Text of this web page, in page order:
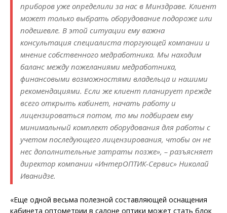
приборов уже определили за нас в Минздраве. Клиент
может только выбрать оборудование подороже или
подешевле. В этой ситуации ему важна
консультация специалиста торгующей компании и
мнение собственного медработника. Мы находим
баланс между пожеланиями медработника,
финансовыми возможностями владельца и нашими
рекомендациями. Если же клиент планирует прежде
всего открыть кабинет, начать работу и
лицензироваться потом, то мы подбираем ему
минимальный комплект оборудования для работы с
учетом последующего лицензирования, чтобы он не
нес дополнительные затраты позже», – разъясняет
директор компании «ИнтерОПТИК-Сервис» Николай
Иванидзе.
«Еще одной весьма полезной составляющей оснащения
кабинета оптометрии в салоне оптики может стать блок